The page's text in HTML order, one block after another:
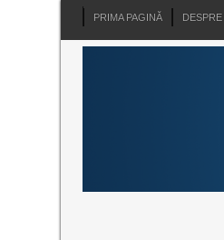
PRIMA PAGINĂ